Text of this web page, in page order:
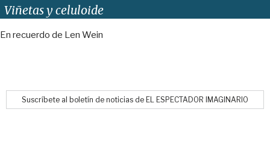
Viñetas y celuloide
En recuerdo de Len Wein
Suscríbete al boletín de noticias de EL ESPECTADOR IMAGINARIO